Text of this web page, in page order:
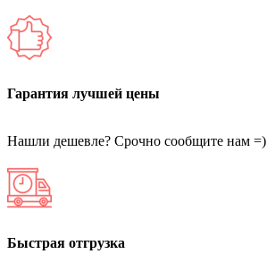
Гарантия лучшей цены
Нашли дешевле? Срочно сообщите нам =)
Быстрая отгрузка